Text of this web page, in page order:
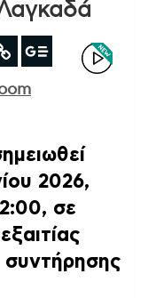
2026,
σε
συντήρησης